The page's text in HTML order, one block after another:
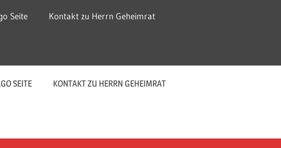
Seite Kontakt zu Herrn Geheimrat
SEITE KONTAKT ZU HERRN GEHEIMRAT